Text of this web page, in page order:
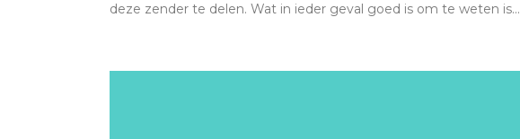
deze zender te delen. Wat in ieder geval goed is om te weten is...